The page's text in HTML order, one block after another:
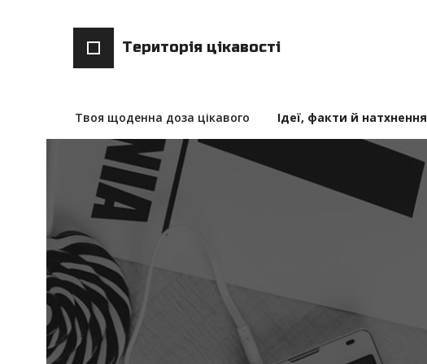
Територія цікавості
Твоя щоденна доза цікавого Ідеї, факти й натхнення